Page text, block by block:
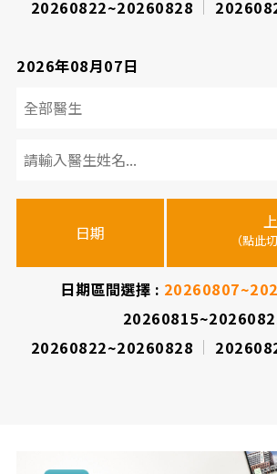
20260822~20260828
2026年08月07日
診
醫
時
日期 （點此
日期區間選擇 :
20260822~20260828